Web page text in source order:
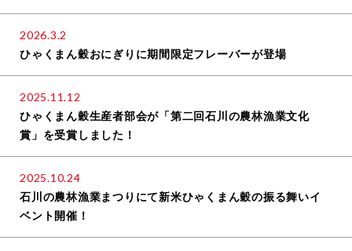
2026.3.2
ひゃくまん穀おにぎりに期間限定フレーバーが登場
2025.11.12
ひゃくまん穀生産者部会が「第二回石川の農林漁業文化
賞」を受賞しました！
2025.10.24
石川の農林漁業まつりにて新米ひゃくまん穀の振る舞いイ
ベント開催！